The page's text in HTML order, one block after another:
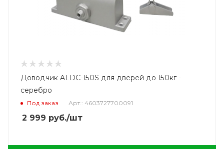
Доводчик ALDC-150S для дверей до 150кг -
серебро
Под заказ Арт.: 4603727700091
2 999 руб./шт